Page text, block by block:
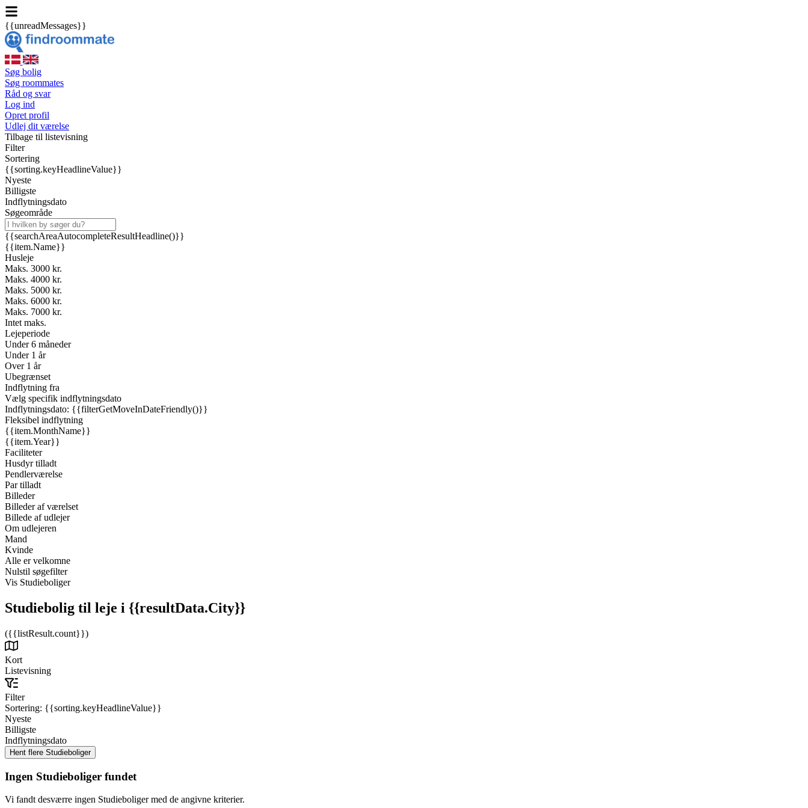
{{unreadMessages}}
Søg bolig
Søg roommates
Råd og svar
Log ind
Opret profil
Udlej dit værelse
Tilbage til listevisning
Filter
Sortering
{{sorting.keyHeadlineValue}}
Nyeste
Billigste
Indflytningsdato
Søgeområde
{{searchAreaAutocompleteResultHeadline()}}
{{item.Name}}
Husleje
Maks. 3000 kr.
Maks. 4000 kr.
Maks. 5000 kr.
Maks. 6000 kr.
Maks. 7000 kr.
Intet maks.
Lejeperiode
Under 6 måneder
Under 1 år
Over 1 år
Ubegrænset
Indflytning fra
Vælg specifik indflytningsdato
Indflytningsdato: {{filterGetMoveInDateFriendly()}}
Fleksibel indflytning
{{item.MonthName}}
{{item.Year}}
Faciliteter
Husdyr tilladt
Pendlerværelse
Par tilladt
Billeder
Billeder af værelset
Billede af udlejer
Om udlejeren
Mand
Kvinde
Alle er velkomne
Nulstil søgefilter
Vis Studieboliger
Studiebolig til leje i {{resultData.City}}
({{listResult.count}})
Kort
Listevisning
Filter
Sortering: {{sorting.keyHeadlineValue}}
Nyeste
Billigste
Indflytningsdato
Ingen Studieboliger fundet
Vi fandt desværre ingen Studieboliger med de angivne kriterier.